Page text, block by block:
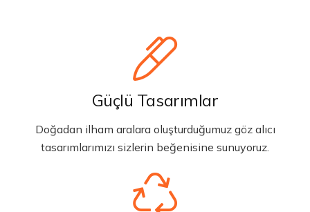
Güçlü Tasarımlar
Doğadan ilham aralara oluşturduğumuz göz alıcı
tasarımlarımızı sizlerin beğenisine sunuyoruz.